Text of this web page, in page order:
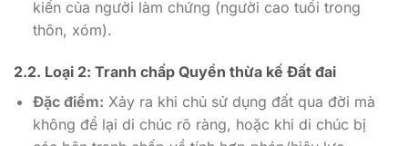
kiến của người làm chứng (người cao tuổi trong
thôn, xóm).
2.2. Loại 2: Tranh chấp Quyền thừa kế Đất đai
Đặc điểm: Xảy ra khi chủ sử dụng đất qua đời mà
không để lại di chúc rõ ràng, hoặc khi di chúc bị